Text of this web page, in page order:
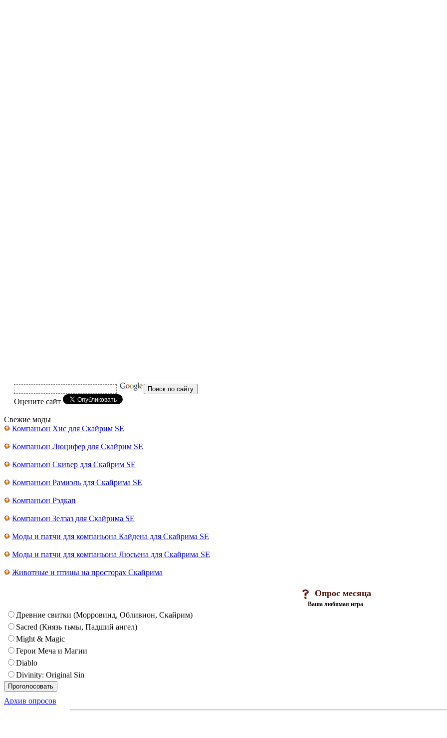
Оцените сайт
Свежие моды
Компаньон Хис для Скайрим SE
Компаньон Люцифер для Скайрим SE
Компаньон Скивер для Скайрим SE
Компаньон Рамиэль для Скайрима SE
Компаньон Рэдкап
Компаньон Зелзаз для Скайрима SE
Моды и патчи для компаньона Кайдена для Скайрима SE
Моды и патчи для компаньона Люсьена для Скайрима SE
Животные и птицы на просторах Скайрима
Опрос месяца
Ваша любимая игра
Древние свитки (Морровинд, Обливион, Скайрим)
Sacred (Князь тьмы, Падший ангел)
Might & Magic
Герои Меча и Магии
Diablo
Divinity: Original Sin
Архив опросов